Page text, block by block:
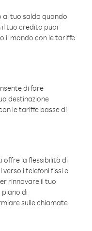
al tuo saldo quando
il tuo credito puoi
il mondo con le tariffe
di fare
destinazione
le tariffe basse di
offre la flessibilità di
i telefoni fissi e
rinnovare il tuo
piano di
sulle chiamate